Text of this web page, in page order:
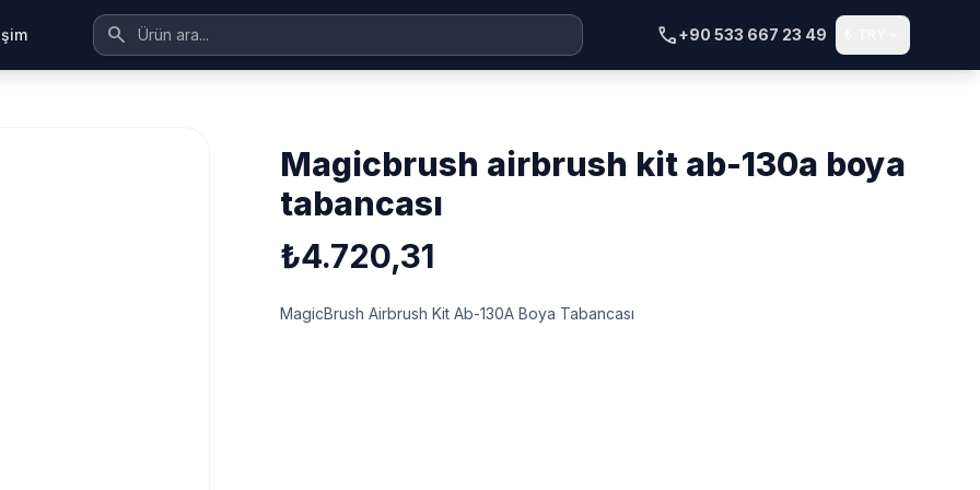
search call+90 533 667 23 49
magicbrush airbrush kit ab-130a boya
tabancası
₺4.720,31
MagicBrush Airbrush Kit Ab-130A Boya Tabancası